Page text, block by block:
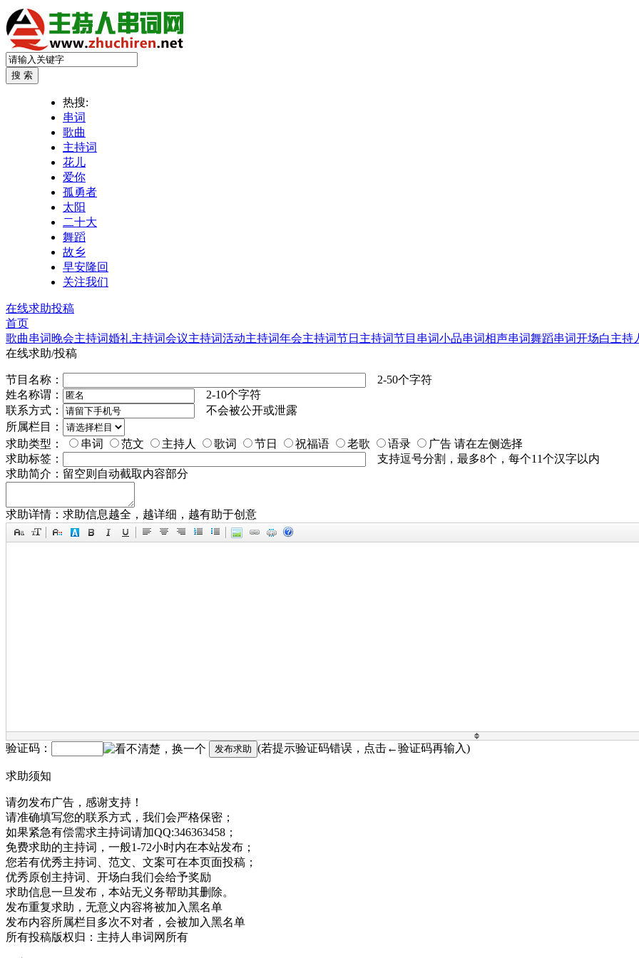
热搜:
串词
歌曲
主持词
花儿
爱你
孤勇者
太阳
二十大
舞蹈
故乡
早安隆回
关注我们
在线求助投稿
首页
歌曲串词晚会主持词婚礼主持词会议主持词活动主持词年会主持词节日主持词节目串词小品串词相声串词舞蹈串词开场白主持
在线求助/投稿
节目名称：
2-50个字符
姓名称谓：
2-10个字符
联系方式：
不会被公开或泄露
所属栏目：
求助类型：
串词 范文 主持人 歌词 节日 祝福语 老歌 语录 广告 请在左侧选择
求助标签：
支持逗号分割，最多8个，每个11个汉字以内
求助简介： 留空则自动截取内容部分
求助详情： 求助信息越全，越详细，越有助于创意
验证码： (若提示验证码错误，点击←验证码再输入)
求助须知
请勿发布广告，感谢支持！
请准确填写您的联系方式，我们会严格保密；
如果紧急有偿需求主持词请加QQ:346363458；
免费求助的主持词，一般1-72小时内在本站发布；
您若有优秀主持词、范文、文案可在本页面投稿；
优秀原创主持词、开场白我们会给予奖励
求助信息一旦发布，本站无义务帮助其删除。
发布重复求助，无意义内容将被加入黑名单
发布内容所属栏目多次不对者，会被加入黑名单
所有投稿版权归：主持人串词网所有